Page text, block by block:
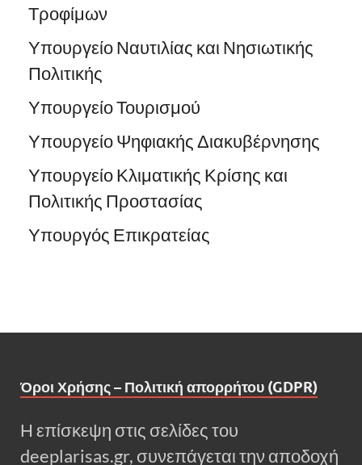
Τροφίμων
Υπουργείο Ναυτιλίας και Νησιωτικής
Πολιτικής
Υπουργείο Τουρισμού
Υπουργείο Ψηφιακής Διακυβέρνησης
Υπουργείο Κλιματικής Κρίσης και
Πολιτικής Προστασίας
Υπουργός Επικρατείας
Όροι Χρήσης – Πολιτική απορρήτου (GDPR)
Η επίσκεψη στις σελίδες του
deeplarisas.gr, συνεπάγεται την αποδοχή